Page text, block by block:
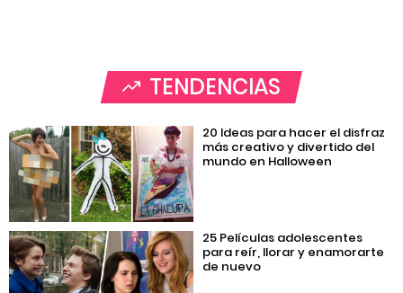
TENDENCIAS
20 Ideas para hacer el disfraz
más creativo y divertido del
mundo en Halloween
25 Películas adolescentes
para reír, llorar y enamorarte
de nuevo